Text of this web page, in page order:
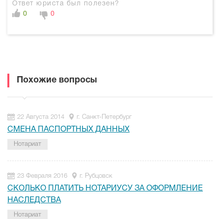
Ответ юриста был полезен?
0
0
Похожие вопросы
22 Августа 2014 г. Санкт-Петербург
СМЕНА ПАСПОРТНЫХ ДАННЫХ
Нотариат
23 Февраля 2016 г. Рубцовск
СКОЛЬКО ПЛАТИТЬ НОТАРИУСУ ЗА ОФОРМЛЕНИЕ
НАСЛЕДСТВА
Нотариат